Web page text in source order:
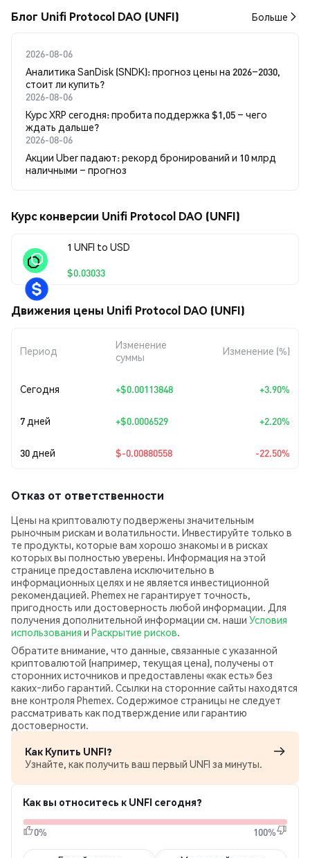
Блог Unifi Protocol DAO (UNFI) Больше
2026-08-06
Аналитика SanDisk (SNDK): прогноз цены на 2026–2030,
стоит ли купить?
2026-08-06
Курс XRP сегодня: пробита поддержка $1,05 – чего
ждать дальше?
2026-08-06
Акции Uber падают: рекорд бронирований и 10 млрд
наличными – прогноз
Курс конверсии Unifi Protocol DAO (UNFI)
1 UNFI to USD
$0.03033
Движения цены Unifi Protocol DAO (UNFI)
Период
Изменение
суммы
Изменение (%)
Сегодня +$0.00113848 +3.90%
7 дней +$0.0006529 +2.20%
30 дней $-0.00880558 -22.50%
Отказ от ответственности
Цены на криптовалюту подвержены значительным
рыночным рискам и волатильности. Инвестируйте только в
те продукты, которые вам хорошо знакомы и в рисках
которых вы полностью уверены. Информация на этой
странице предоставлена исключительно в
информационных целях и не является инвестиционной
рекомендацией. Phemex не гарантирует точность,
пригодность или достоверность любой информации. Для
получения дополнительной информации см. наши Условия
использования и Раскрытие рисков.
Обратите внимание, что данные, связанные с указанной
криптовалютой (например, текущая цена), получены от
сторонних источников и предоставлены «как есть» без
каких‑либо гарантий. Ссылки на сторонние сайты находятся
вне контроля Phemex. Содержимое страницы не следует
рассматривать как подтверждение или гарантию
достоверности.
Как Купить UNFI?
Узнайте, как получить ваш первый UNFI за минуты.
Как вы относитесь к UNFI сегодня?
0% 100%